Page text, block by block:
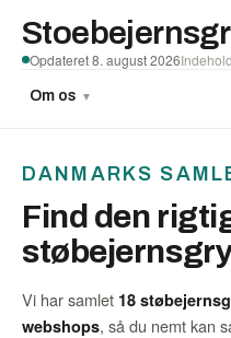
Om os ▼
Opdateret 8. august 2026
DANMARKS
Find den
Vi har samlet 18
webshops, så du nemt kan